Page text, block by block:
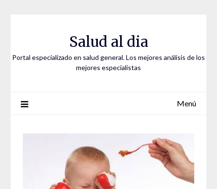
Salud al dia
Portal especializado en salud general. Los mejores análisis de los
mejores especialistas
Menú